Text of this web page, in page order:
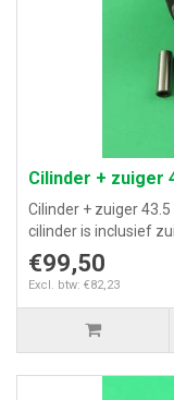
Cilinder + zuiger
Cilinder + zuiger
cilinder is inclusief
€99,50
Excl. btw: €82,23